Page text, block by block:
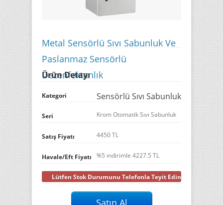
Metal Sensörlü Sıvı Sabunluk Ve
Paslanmaz Sensörlü
Dezenfektanlık
Ürün Detayı
Kategori Sensörlü Sıvı Sabunluk
Seri Krom Otomatik Sıvı Sabunluk
Satış Fiyatı 4450 TL
Havale/Eft Fiyatı %5 indirimle 4227.5 TL
Lütfen Stok Durumunu Telefonla Teyit Ediniz